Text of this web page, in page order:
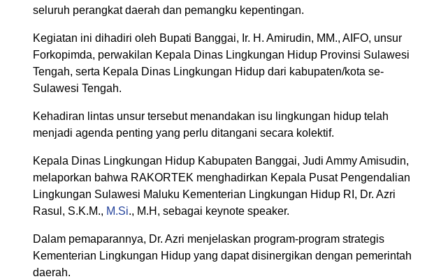
seluruh perangkat daerah dan pemangku kepentingan.
Kegiatan ini dihadiri oleh Bupati Banggai, Ir. H. Amirudin, MM., AIFO, unsur
Forkopimda, perwakilan Kepala Dinas Lingkungan Hidup Provinsi Sulawesi
Tengah, serta Kepala Dinas Lingkungan Hidup dari kabupaten/kota se-
Sulawesi Tengah.
Kehadiran lintas unsur tersebut menandakan isu lingkungan hidup telah
menjadi agenda penting yang perlu ditangani secara kolektif.
Kepala Dinas Lingkungan Hidup Kabupaten Banggai, Judi Ammy Amisudin,
melaporkan bahwa RAKORTEK menghadirkan Kepala Pusat Pengendalian
Lingkungan Sulawesi Maluku Kementerian Lingkungan Hidup RI, Dr. Azri
Rasul, S.K.M., M.Si., M.H, sebagai keynote speaker.
Dalam pemaparannya, Dr. Azri menjelaskan program-program strategis
Kementerian Lingkungan Hidup yang dapat disinergikan dengan pemerintah
daerah.